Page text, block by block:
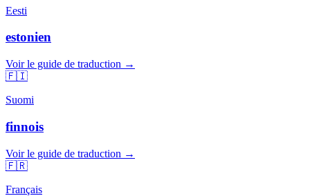
Eesti
estonien
Voir le guide de traduction →
🇫🇮
Suomi
finnois
Voir le guide de traduction →
🇫🇷
Français